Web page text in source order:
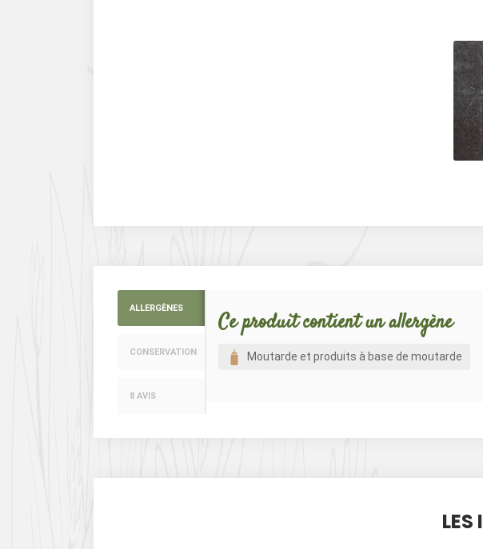
ALLERGÈNES
CONSERVATION
8 AVIS
Ce produit contient un allergène
Moutarde et produits à base de moutarde